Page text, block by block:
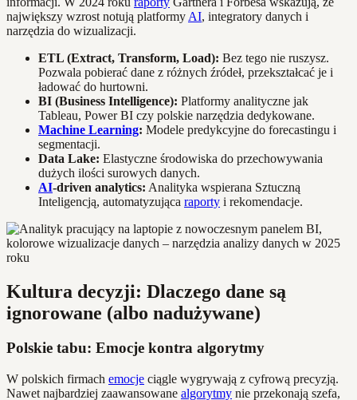
największy wzrost notują platformy AI, integratory danych i
narzędzia do wizualizacji.
ETL (Extract, Transform, Load): Bez tego nie ruszysz.
Pozwala pobierać dane z różnych źródeł, przekształcać je i
ładować do hurtowni.
BI (Business Intelligence): Platformy analityczne jak
Tableau, Power BI czy polskie narzędzia dedykowane.
Machine Learning: Modele predykcyjne do forecastingu i
segmentacji.
Data Lake: Elastyczne środowiska do przechowywania
dużych ilości surowych danych.
AI-driven analytics: Analityka wspierana Sztuczną
Inteligencją, automatyzująca raporty i rekomendacje.
Kultura decyzji: Dlaczego dane są
ignorowane (albo nadużywane)
Polskie tabu: Emocje kontra algorytmy
W polskich firmach emocje ciągle wygrywają z cyfrową precyzją.
Nawet najbardziej zaawansowane algorytmy nie przekonają szefa,